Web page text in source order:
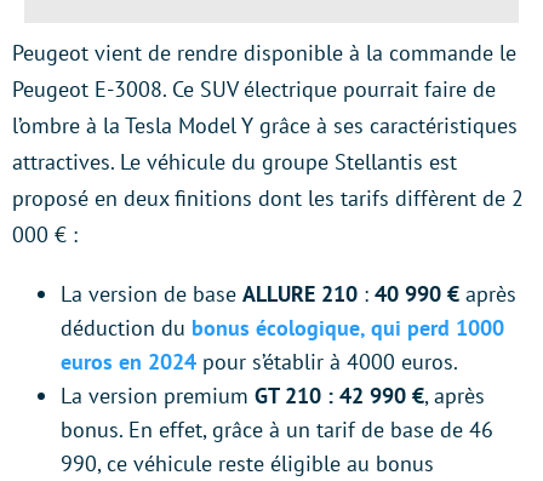
Peugeot vient de rendre disponible à la commande le
Peugeot E-3008. Ce SUV électrique pourrait faire de
l’ombre à la Tesla Model Y grâce à ses caractéristiques
attractives. Le véhicule du groupe Stellantis est
proposé en deux finitions dont les tarifs diffèrent de 2
000 € :
La version de base ALLURE 210 : 40 990 € après
déduction du bonus écologique, qui perd 1000
euros en 2024 pour s’établir à 4000 euros.
La version premium GT 210 : 42 990 €, après
bonus. En effet, grâce à un tarif de base de 46
990, ce véhicule reste éligible au bonus